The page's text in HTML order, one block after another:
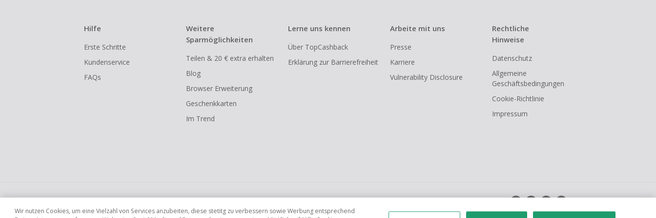
Hilfe
Erste Schritte
Kundenservice
FAQs
Weitere
Sparmöglichkeiten
Teilen & 20 € extra erhalten
Blog
Browser Erweiterung
Geschenkkarten
Im Trend
Lerne uns kennen
Über TopCashback
Erklärung zur Barrierefreiheit
Arbeite mit uns
Presse
Karriere
Vulnerability Disclosure
Rechtliche
Hinweise
Datenschutz
Allgemeine
Geschäftsbedingungen
Cookie-Richtlinie
Impressum
Globale Websites UK US CN JP FR AU IT ES
Wir nutzen Cookies, um eine Vielzahl von Services anzubeiten, diese stetitg zu verbessern sowie Werbung entsprechend